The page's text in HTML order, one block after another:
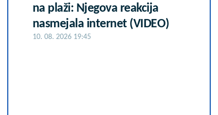
na plaži: Njegova reakcija
nasmejala internet (VIDEO)
10. 08. 2026 19:45